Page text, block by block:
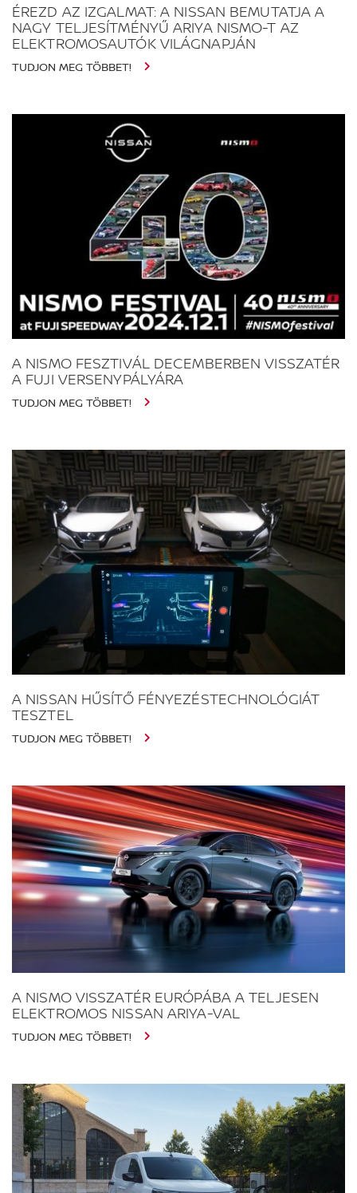
ÉREZD AZ IZGALMAT: A NISSAN BEMUTATJA A
NAGY TELJESÍTMÉNYŰ ARIYA NISMO-T AZ
ELEKTROMOSAUTÓK VILÁGNAPJÁN
TUDJON MEG TÖBBET!
A NISMO FESZTIVÁL DECEMBERBEN VISSZATÉR
A FUJI VERSENYPÁLYÁRA
TUDJON MEG TÖBBET!
A NISSAN HŰSÍTŐ FÉNYEZÉSTECHNOLÓGIÁT
TESZTEL
TUDJON MEG TÖBBET!
A NISMO VISSZATÉR EURÓPÁBA A TELJESEN
ELEKTROMOS NISSAN ARIYA-VAL
TUDJON MEG TÖBBET!